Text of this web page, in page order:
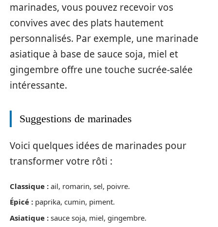
marinades, vous pouvez recevoir vos
convives avec des plats hautement
personnalisés. Par exemple, une marinade
asiatique à base de sauce soja, miel et
gingembre offre une touche sucrée-salée
intéressante.
Suggestions de marinades
Voici quelques idées de marinades pour
transformer votre rôti :
Classique : ail, romarin, sel, poivre.
Épicé : paprika, cumin, piment.
Asiatique : sauce soja, miel, gingembre.